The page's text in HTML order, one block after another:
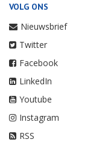
VOLG ONS
Nieuwsbrief
Twitter
Facebook
LinkedIn
Youtube
Instagram
RSS